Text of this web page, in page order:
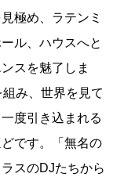
極め、ラテンミ
ル、ハウスへと
スを魅了しま
み、世界を見て
度引き込まれる
です。「無名の
スのDJたちから